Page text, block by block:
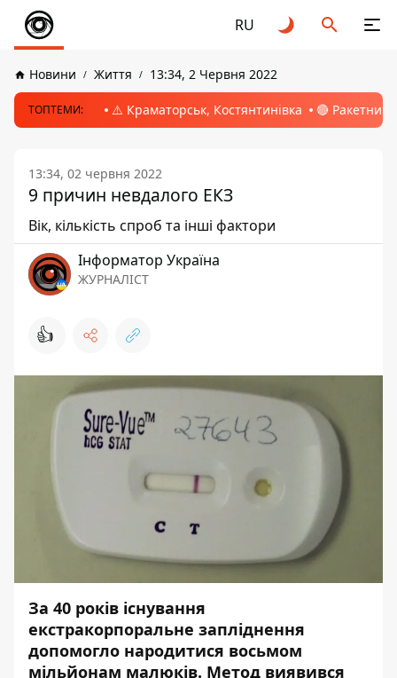
RU
Новини Життя 13:34, 2 Червня 2022
ТОПТЕМИ: ⚠️ Краматорськ, Костянтинівка 🔴 Ракетний
13:34, 02 червня 2022
9 причин невдалого ЕКЗ
Вік, кількість спроб та інші фактори
Інформатор Україна
ЖУРНАЛІСТ
👍
За 40 років існування
екстракорпоральне запліднення
допомогло народитися восьмом
мільйонам малюків. Метод виявився